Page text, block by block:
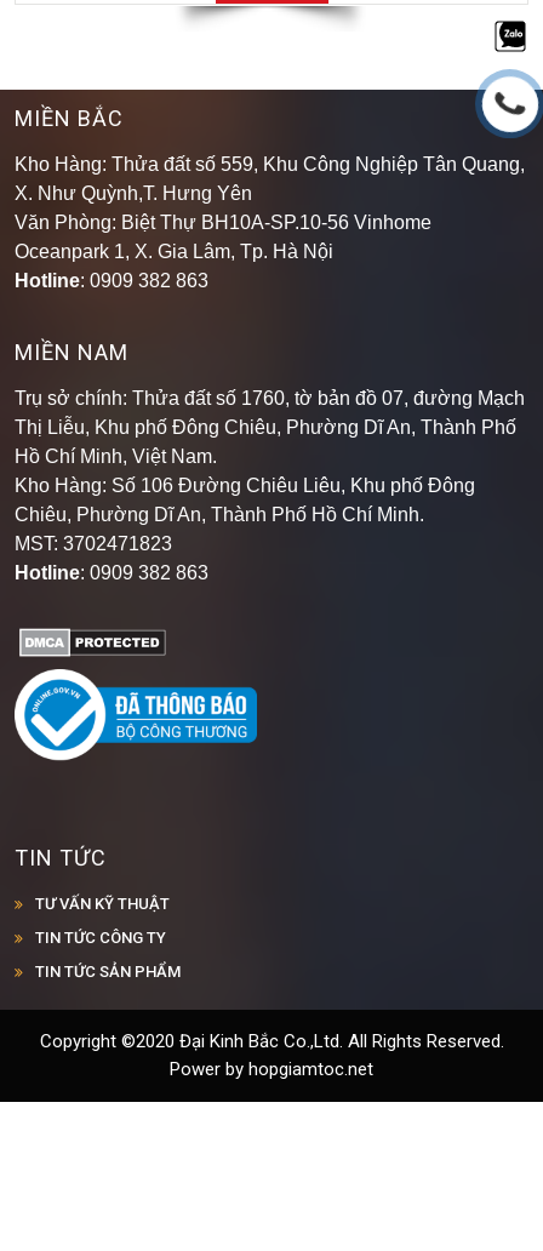
MIỀN BẮC
Kho Hàng: Thửa đất số 559, Khu Công Nghiệp Tân Quang,
X. Như Quỳnh,T. Hưng Yên
Văn Phòng: Biệt Thự BH10A-SP.10-56 Vinhome
Oceanpark 1, X. Gia Lâm, Tp. Hà Nội
Hotline: 0909 382 863
Thị Liễu, Khu phố Đông Chiêu, Phường Dĩ An, Thành Phố
Hồ Chí Minh, Việt Nam.
Kho Hàng: Số 106 Đường Chiêu Liêu, Khu phố Đông
Chiêu, Phường Dĩ An, Thành Phố Hồ Chí Minh.
MST: 3702471823
Hotline: 0909 382 863
TƯ VẤN KỸ THUẬT
TIN TỨC CÔNG TY
TIN TỨC SẢN PHẨM
Copyright ©2020 Đại Kinh Bắc Co.,Ltd. All Rights Reserved.
Power by hopgiamtoc.net